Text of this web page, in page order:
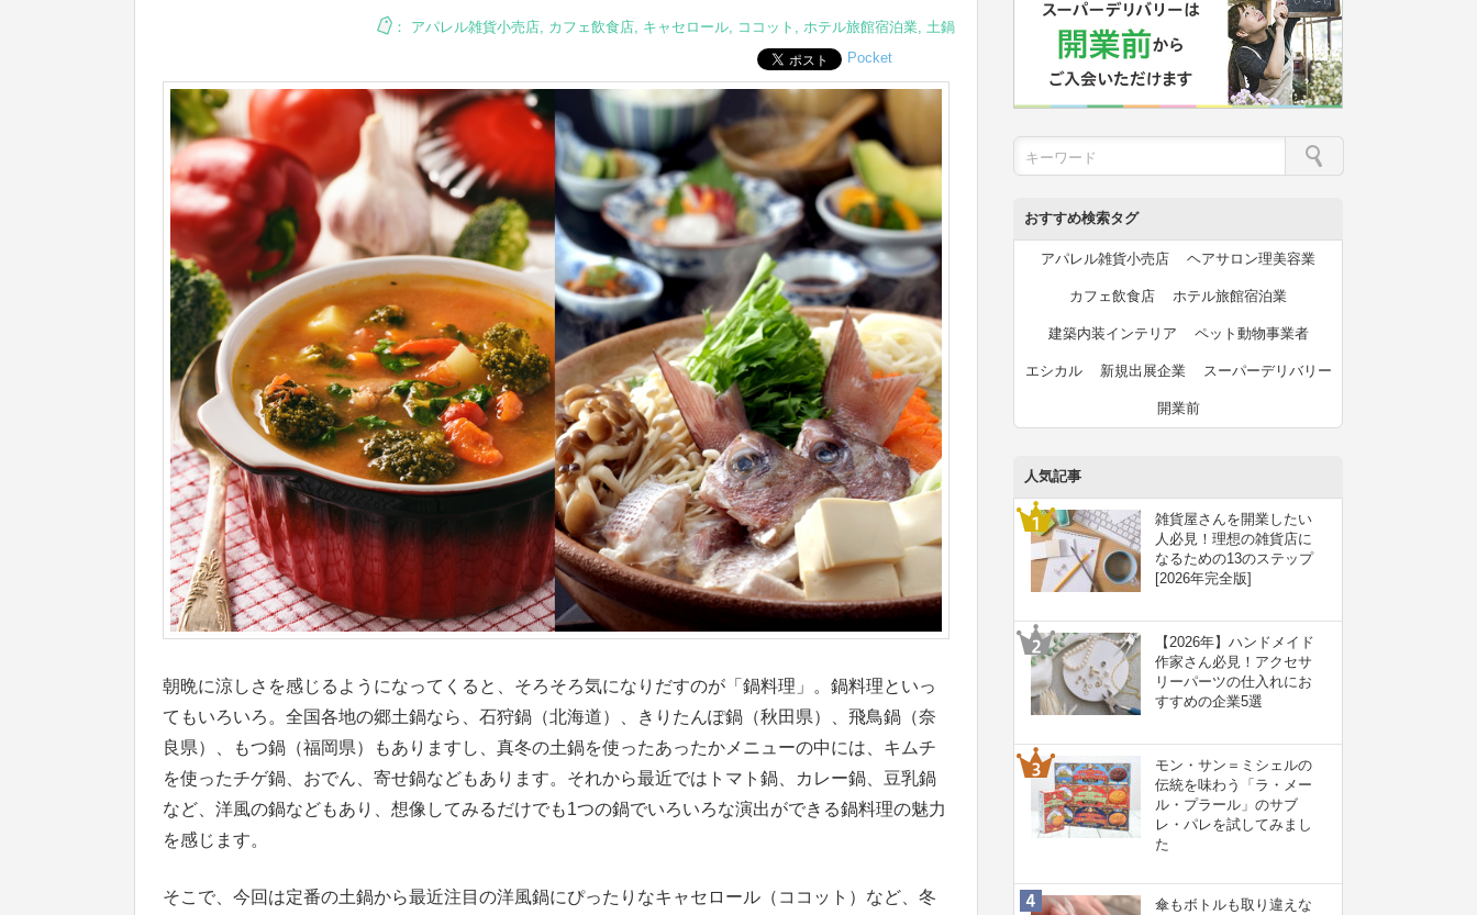
： アパレル雑貨小売店, カフェ飲食店, キャセロール, ココット , ホテル旅館宿泊業, 土鍋
Pocket
朝晩に涼しさを感じるようになってくると、そろそろ気になりだすのが「鍋料理」。鍋料理といっ
てもいろいろ。全国各地の郷土鍋なら、石狩鍋（北海道）、きりたんぽ鍋（秋田県）、飛鳥鍋（奈
良県）、もつ鍋（福岡県）もありますし、真冬の土鍋を使ったあったかメニューの中には、キムチ
を使ったチゲ鍋、おでん、寄せ鍋などもあります。それから最近ではトマト鍋、カレー鍋、豆乳鍋
など、洋風の鍋などもあり、想像してみるだけでも1つの鍋でいろいろな演出ができる鍋料理の魅力
を感じます。
そこで、今回は定番の土鍋から最近注目の洋風鍋にぴったりなキャセロール（ココット）など、冬
おすすめ検索タグ
アパレル雑貨小売店 ヘアサロン理美容業
カフェ飲食店 ホテル旅館宿泊業
建築内装インテリア ペット動物事業者
エシカル 新規出展企業 スーパーデリバリー
開業前
人気記事
雑貨屋さんを開業したい
人必見！理想の雑貨店に
なるための13のステップ
[2026年完全版]
【2026年】ハンドメイド
作家さん必見！アクセサ
リーパーツの仕入れにお
すすめの企業5選
モン・サン＝ミシェルの
伝統を味わう「ラ・メー
ル・プラール」のサブ
レ・パレを試してみまし
た
傘もボトルも取り違えな